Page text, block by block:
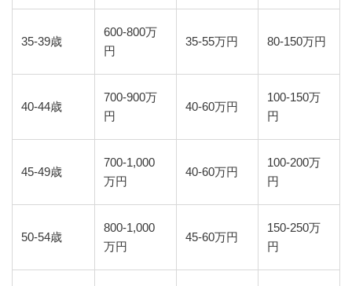
35-39歳
600-800万
円
35-55万円 80-150万円
40-44歳
700-900万
円
40-60万円
100-150万
円
45-49歳
700-1,000
万円
40-60万円
100-200万
円
50-54歳
800-1,000
万円
45-60万円
150-250万
円